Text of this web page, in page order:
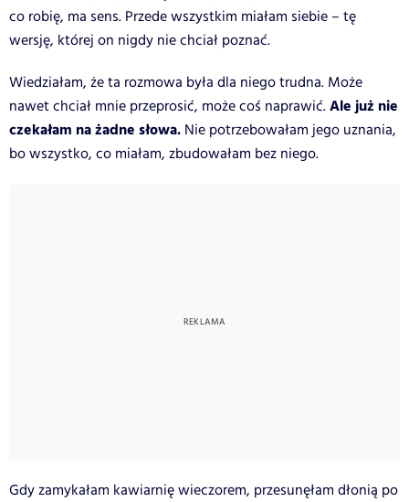
co robię, ma sens. Przede wszystkim miałam siebie – tę
wersję, której on nigdy nie chciał poznać.
Wiedziałam, że ta rozmowa była dla niego trudna. Może
nawet chciał mnie przeprosić, może coś naprawić.Ale już nie
czekałam na żadne słowa. Nie potrzebowałam jego uznania,
bo wszystko, co miałam, zbudowałam bez niego.
Gdy zamykałam kawiarnię wieczorem, przesunęłam dłonią po